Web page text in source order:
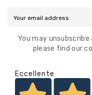
You may
please find our
Eccellente